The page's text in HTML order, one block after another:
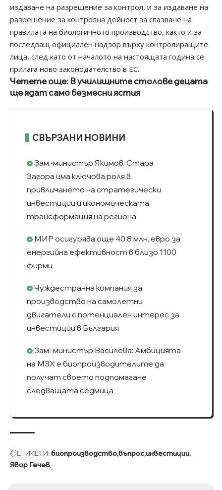
издаване на разрешение за контрол, и за издаване на
разрешение за контролна дейност за спазване на
правилата на биологичното производство, както и за
последващ официален надзор върху контролиращите
лица, след като от началото на настоящата година се
прилага ново законодателство в ЕС.
Четете още: В училищните столове децата
ще ядат само безмесни ястия
СВЪРЗАНИ НОВИНИ
Зам.-министър Якимов: Стара
Загора има ключова роля в
привличането на стратегически
инвестиции и икономическата
трансформация на региона
МИР осигурява още 40.8 млн. евро за
енергийна ефективност в близо 1100
фирми
Чуждестранна компания за
производство на самолетни
двигатели с потенциален интерес за
инвестиции в България
Зам.-министър Василева: Амбицията
на МЗХ е биопроизводителите да
получат своето подпомагане
следващата седмица
ЕТИКЕТИ: биопроизводствовъпросинвестиции
Явор Гечев